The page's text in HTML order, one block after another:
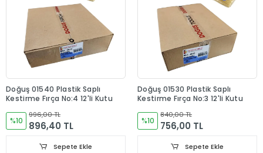
Doğuş 01540 Plastik Saplı
Kestirme Fırça No:4 12'li Kutu
%10
996,00 TL
896,40 TL
Sepete Ekle
Doğuş 01530 Plastik Saplı
Kestirme Fırça No:3 12'li Kutu
%10
840,00 TL
756,00 TL
Sepete Ekle